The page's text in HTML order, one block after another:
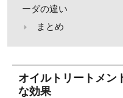
ーダの違い
まとめ
オイルトリートメン
な効果